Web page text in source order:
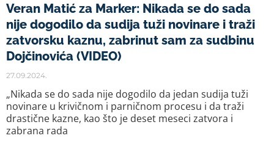
Veran Matić za Marker: Nikada se do sada
nije dogodilo da sudija tuži novinare i traži
zatvorsku kaznu, zabrinut sam za sudbinu
Dojčinovića (VIDEO)
27.09.2024.
„Nikada se do sada nije dogodilo da jedan sudija tuži
novinare u krivičnom i parničnom procesu i da traži
drastične kazne, kao što je deset meseci zatvora i
zabrana rada